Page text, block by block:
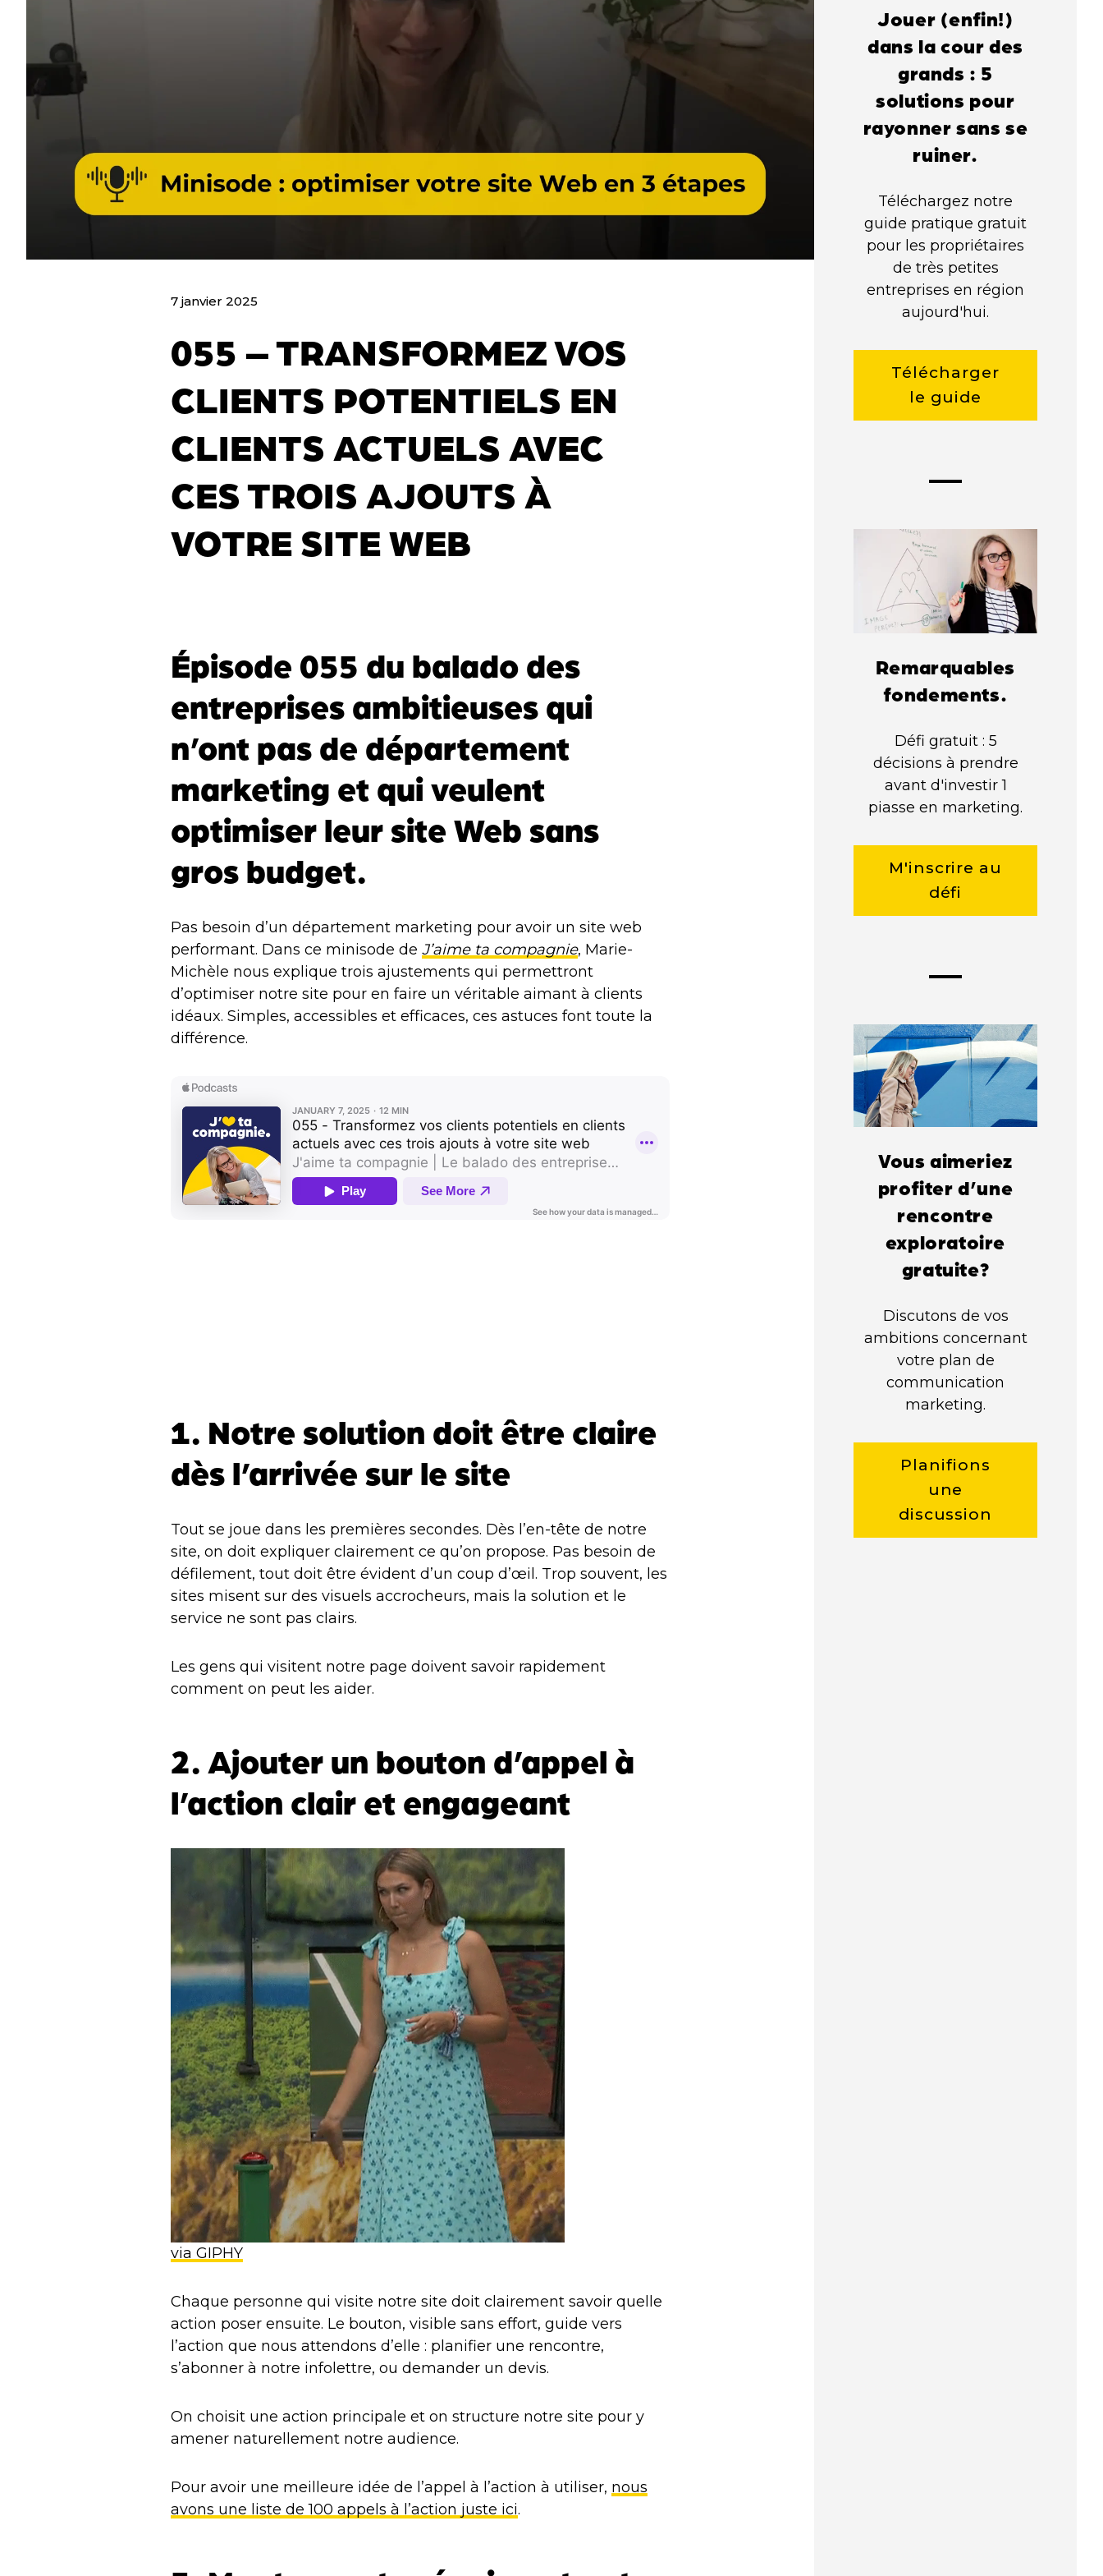
7 janvier 2025
055 – TRANSFORMEZ VOS
CLIENTS POTENTIELS EN
CLIENTS ACTUELS AVEC
CES TROIS AJOUTS À
VOTRE SITE WEB
Épisode 055 du balado des
entreprises ambitieuses qui
n’ont pas de département
marketing et qui veulent
optimiser leur site Web sans
gros budget.
Pas besoin d’un département marketing pour avoir un site web
performant. Dans ce minisode de J’aime ta compagnie, Marie-
Michèle nous explique trois ajustements qui permettront
d’optimiser notre site pour en faire un véritable aimant à clients
idéaux. Simples, accessibles et efficaces, ces astuces font toute la
différence.
1. Notre solution doit être claire
dès l’arrivée sur le site
Tout se joue dans les premières secondes. Dès l’en-tête de notre
site, on doit expliquer clairement ce qu’on propose. Pas besoin de
défilement, tout doit être évident d’un coup d’œil. Trop souvent, les
sites misent sur des visuels accrocheurs, mais la solution et le
service ne sont pas clairs.
Les gens qui visitent notre page doivent savoir rapidement
comment on peut les aider.
2. Ajouter un bouton d’appel à
l’action clair et engageant
via GIPHY
Chaque personne qui visite notre site doit clairement savoir quelle
action poser ensuite. Le bouton, visible sans effort, guide vers
l’action que nous attendons d’elle : planifier une rencontre,
s’abonner à notre infolettre, ou demander un devis.
On choisit une action principale et on structure notre site pour y
amener naturellement notre audience.
Pour avoir une meilleure idée de l’appel à l’action à utiliser, nous
avons une liste de 100 appels à l’action juste ici.
Jouer (enfin!)
dans la cour des
grands : 5
solutions pour
rayonner sans se
ruiner.
Téléchargez notre
guide pratique gratuit
pour les propriétaires
de très petites
entreprises en région
aujourd'hui.
Télécharger
le guide
Remarquables
fondements.
Défi gratuit : 5
décisions à prendre
avant d'investir 1
piasse en marketing.
M'inscrire au
défi
Vous aimeriez
profiter d’une
rencontre
exploratoire
gratuite?
Discutons de vos
ambitions concernant
votre plan de
communication
marketing.
Planifions
une
discussion